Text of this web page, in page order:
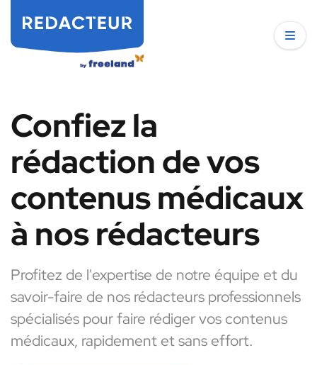
Confiez la
rédaction de vos
contenus médicaux
à nos rédacteurs
Profitez de l'expertise de notre équipe et du
savoir-faire de nos rédacteurs professionnels
spécialisés pour faire rédiger vos contenus
médicaux, rapidement et sans effort.